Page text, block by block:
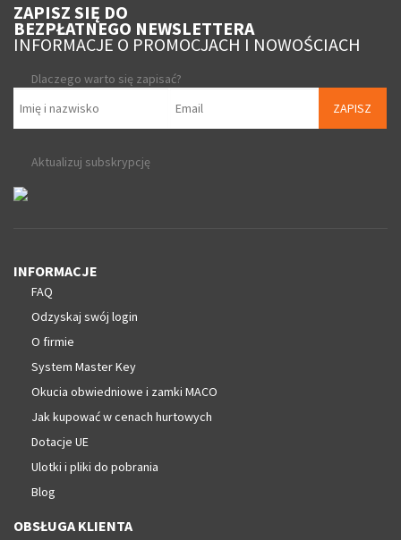
ZAPISZ SIĘ DO
BEZPŁATNEGO NEWSLETTERA
INFORMACJE O PROMOCJACH I NOWOŚCIACH
Dlaczego warto się zapisać?
ZAPISZ
Aktualizuj subskrypcję
INFORMACJE
FAQ
Odzyskaj swój login
O firmie
System Master Key
Okucia obwiedniowe i zamki MACO
Jak kupować w cenach hurtowych
Dotacje UE
Ulotki i pliki do pobrania
Blog
OBSŁUGA KLIENTA